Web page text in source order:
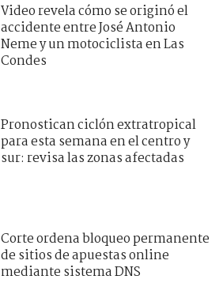
Video revela cómo se originó el
accidente entre José Antonio
Neme y un motociclista en Las
Condes
Pronostican ciclón extratropical
para esta semana en el centro y
sur: revisa las zonas afectadas
Corte ordena bloqueo permanente
de sitios de apuestas online
mediante sistema DNS